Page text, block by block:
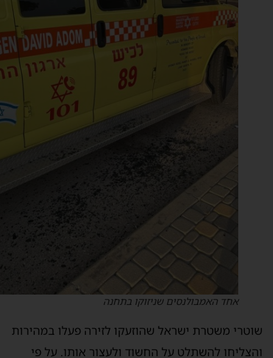
אחד האמבולנסים שניזוקו בתחנה
משטרת ישראל שהוזעקו לזירה פעלו במהירות
להשתלט על החשוד ולעצור אותו. על פי